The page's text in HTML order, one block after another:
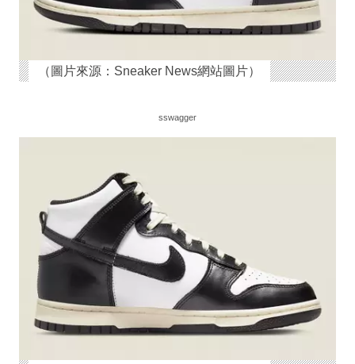
（圖片來源：Sneaker News網站圖片）
sswagger